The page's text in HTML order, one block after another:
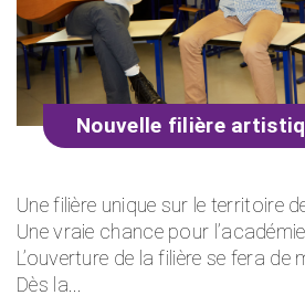
Nouvelle filière
Une filière unique sur le territoire
Une vraie chance pour
L’ouverture de la filière se fera de
Dès la...